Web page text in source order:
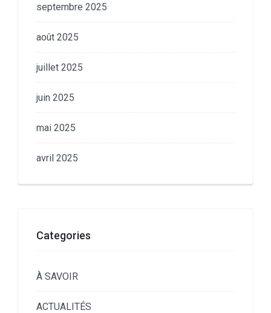
septembre 2025
août 2025
juillet 2025
juin 2025
mai 2025
avril 2025
Categories
À SAVOIR
ACTUALITÉS